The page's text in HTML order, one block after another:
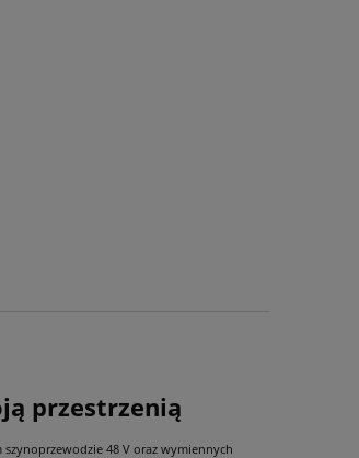
przestrzenią
48 V oraz wymiennych